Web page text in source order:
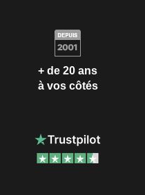
+ de 20 ans
à vos côtés